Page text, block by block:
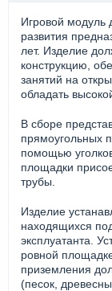
Игровой модуль
развития
лет. Изделие
конструкцию,
занятий на
обладать
В сборе
прямоугольных
помощью
площадки
трубы.
Изделие
находящихся
эксплуатанта.
ровной
приземления
(песок,